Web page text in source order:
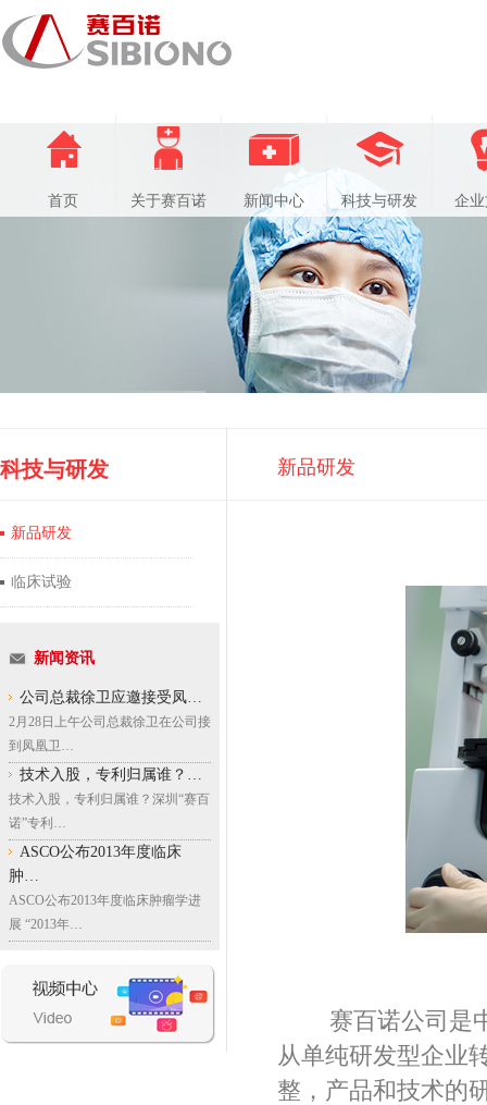
首页 关于赛百诺 新闻中心 科技与研发 企
科技与研发
新品研发
临床试验
新闻资讯
公司总裁徐卫应邀接受凤…
2月28日上午公司总裁徐卫在公司接
到凤凰卫…
技术入股，专利归属谁？…
技术入股，专利归属谁？深圳“赛百
诺”专利…
ASCO公布2013年度临床
肿…
ASCO公布2013年度临床肿瘤学进
展 “2013年…
新品研发
赛百诺公司是中
从单纯研发型企业
整，产品和技术的